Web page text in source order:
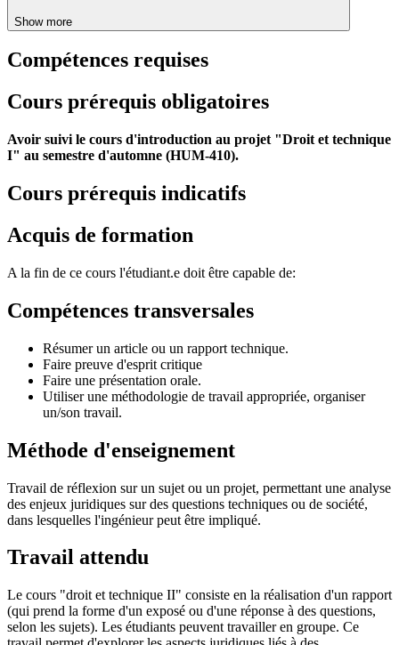
Show more
Compétences requises
Cours prérequis obligatoires
Avoir suivi le cours d'introduction au projet "Droit et technique
I" au semestre d'automne (HUM-410).
Cours prérequis indicatifs
Acquis de formation
A la fin de ce cours l'étudiant.e doit être capable de:
Compétences transversales
Résumer un article ou un rapport technique.
Faire preuve d'esprit critique
Faire une présentation orale.
Utiliser une méthodologie de travail appropriée, organiser
un/son travail.
Méthode d'enseignement
Travail de réflexion sur un sujet ou un projet, permettant une analyse
des enjeux juridiques sur des questions techniques ou de société,
dans lesquelles l'ingénieur peut être impliqué.
Travail attendu
Le cours "droit et technique II" consiste en la réalisation d'un rapport
(qui prend la forme d'un exposé ou d'une réponse à des questions,
selon les sujets). Les étudiants peuvent travailler en groupe. Ce